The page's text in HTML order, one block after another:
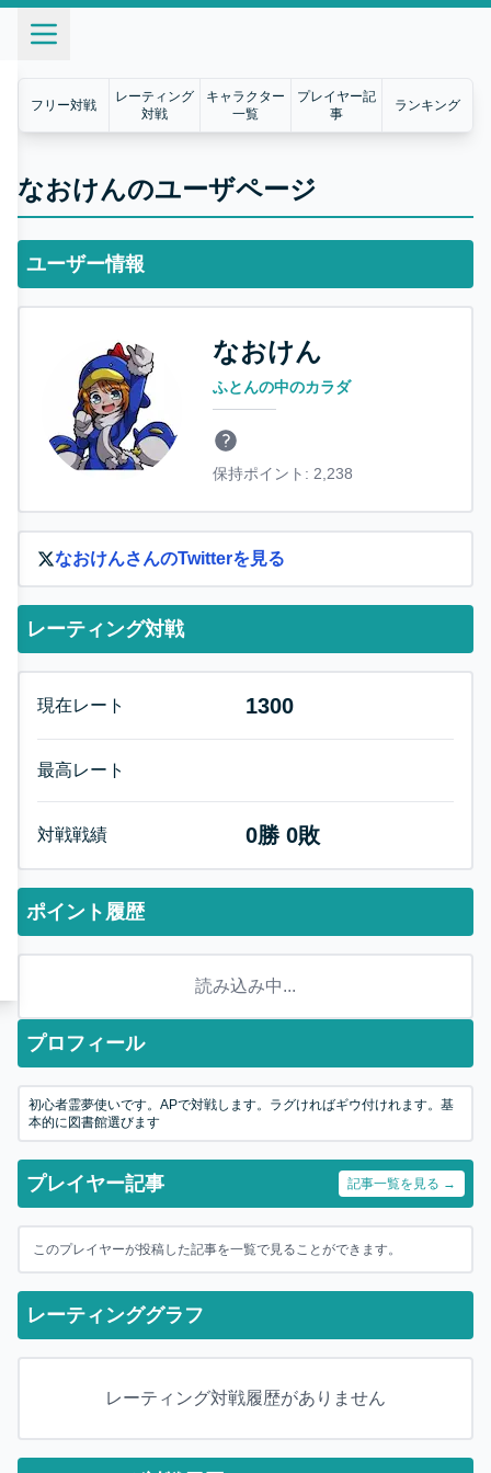
フリー対戦
レーティング
対戦
キャラクター
一覧
プレイヤー記
事
ランキング
なおけんのユーザページ
ユーザー情報
なおけん
ふとんの中のカラダ
保持ポイント: 2,238
なおけんさんのTwitterを見る
レーティング対戦
現在レート 1300
最高レート
対戦戦績 0勝 0敗
ポイント履歴
読み込み中...
プロフィール
初心者霊夢使いです。APで対戦します。ラグければギウ付けれます。基
本的に図書館選びます
プレイヤー記事 記事一覧を見る →
このプレイヤーが投稿した記事を一覧で見ることができます。
レーティンググラフ
レーティング対戦履歴がありません